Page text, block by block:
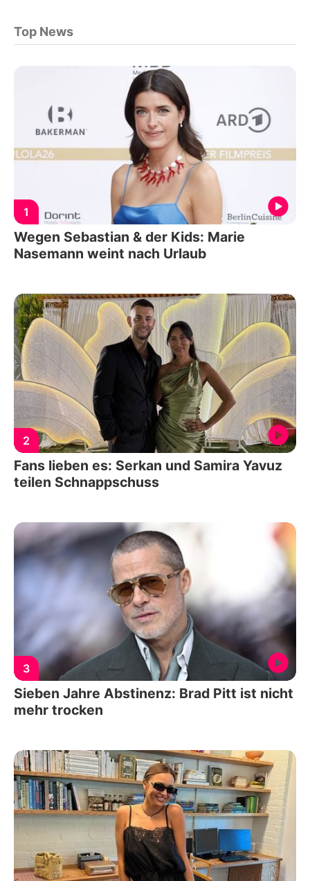
Top News
1
Wegen Sebastian & der Kids: Marie
Nasemann weint nach Urlaub
2
Fans lieben es: Serkan und Samira Yavuz
teilen Schnappschuss
3
Sieben Jahre Abstinenz: Brad Pitt ist nicht
mehr trocken